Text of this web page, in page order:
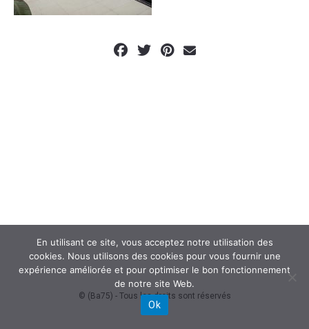
© (Ba75) - Tous les droits sont réservés
En utilisant ce site, vous acceptez notre utilisation des
cookies. Nous utilisons des cookies pour vous fournir une
expérience améliorée et pour optimiser le bon fonctionnement
de notre site Web.
Ok